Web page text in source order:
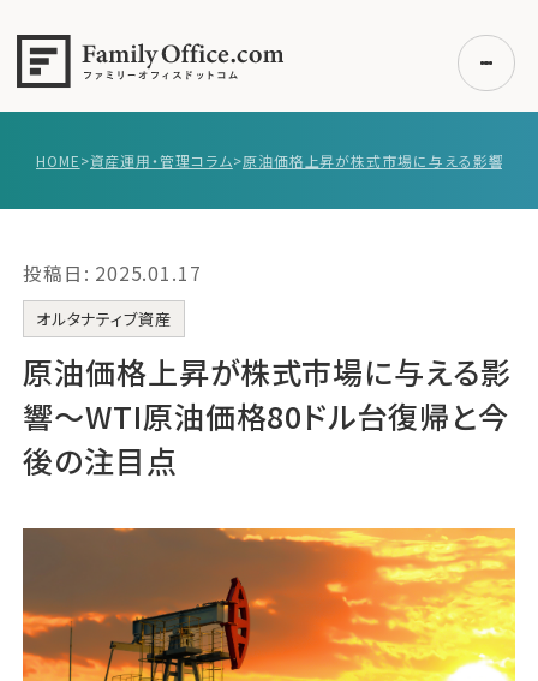
事例紹介
エキスパート一覧
無料講座
コラム
利用者の声
運営会社
ファミリーオフィスとは
HOME>資産運用・管理コラム>
投稿日: 2025.01.17
オルタナティブ資産
原油価格上昇が株式市場に与える影
響～WTI原油価格80ドル台復帰と今
後の注目点